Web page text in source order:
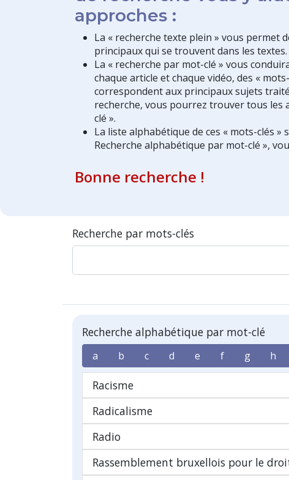
approches :
La « recherche texte plein » vous permet
principaux qui se trouvent dans les textes.
La « recherche par mot-clé » vous
chaque article et chaque vidéo, des «
correspondent aux principaux sujets
recherche, vous pourrez trouver tous les
clé ».
La liste alphabétique de ces « mots-clés
Recherche alphabétique par mot-clé »,
Bonne recherche !
Recherche par mots-clés
Recherche alphabétique par mot-clé
a b c d e f g h
Racisme
Radicalisme
Radio
Rassemblement bruxellois pour le